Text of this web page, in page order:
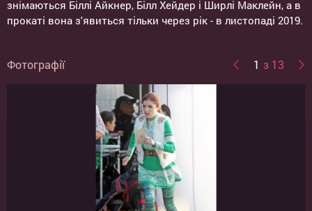
знімаються Біллі Айкнер, Білл Хейдер і Ширлі Маклейн, а в
прокаті вона з'явиться тільки через рік - в листопаді 2019.
Фотографії 1 з 13